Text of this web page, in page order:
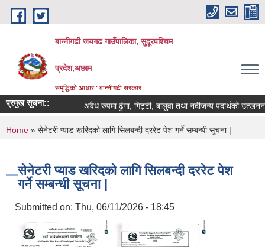
Skip to main content
बान्नीगढी जयगढ गाउँपालिका, सुदूरपश्चिम
प्रदेश,अछाम
समृद्धिको आधार : बान्नीगढी सरकार
प्रमुख सूचना:: अवैध रुपमा ढुंगा, गिट्टी, बालुवा तथा नदीजन्य पदार्थको
You are here
Home » सेनेटरी प्याड खरिदको लागि सिलबन्दी दररेट पेश गर्ने सम्बन्धी सूचना |
सेनेटरी प्याड खरिदको लागि सिलबन्दी दररेट पेश
गर्ने सम्बन्धी सूचना |
Submitted on: Thu, 06/11/2026 - 18:45